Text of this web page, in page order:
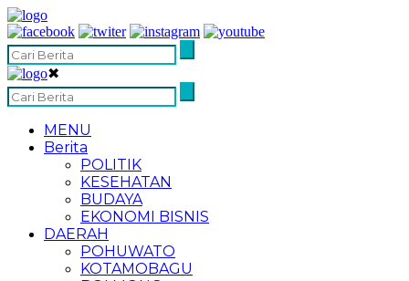
✖
MENU
Berita
POLITIK
KESEHATAN
BUDAYA
EKONOMI BISNIS
DAERAH
POHUWATO
KOTAMOBAGU